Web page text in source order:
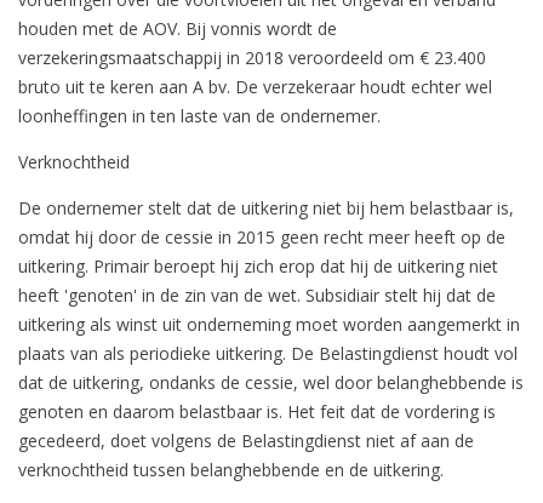
houden met de AOV. Bij vonnis wordt de
verzekeringsmaatschappij in 2018 veroordeeld om € 23.400
bruto uit te keren aan A bv. De verzekeraar houdt echter wel
loonheffingen in ten laste van de ondernemer.
Verknochtheid
De ondernemer stelt dat de uitkering niet bij hem belastbaar is,
omdat hij door de cessie in 2015 geen recht meer heeft op de
uitkering. Primair beroept hij zich erop dat hij de uitkering niet
heeft 'genoten' in de zin van de wet. Subsidiair stelt hij dat de
uitkering als winst uit onderneming moet worden aangemerkt in
plaats van als periodieke uitkering. De Belastingdienst houdt vol
dat de uitkering, ondanks de cessie, wel door belanghebbende is
genoten en daarom belastbaar is. Het feit dat de vordering is
gecedeerd, doet volgens de Belastingdienst niet af aan de
verknochtheid tussen belanghebbende en de uitkering.